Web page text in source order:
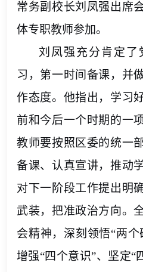
常务副校长刘凤强出席
体专职教师参加。
刘凤强充分肯定了
习，第一时间备课，并
作态度。他指出，学习
前和今后一个时期的一
教师要按照区委的统一
备课、认真宣讲，推动
对下一阶段工作提出明
武装，把准政治方向。
会精神，深刻领悟“两个
增强“四个意识”、坚定“